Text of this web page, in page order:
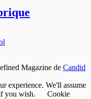
Magazine de Candid
experience. We'll assume
you wish.
Cookie